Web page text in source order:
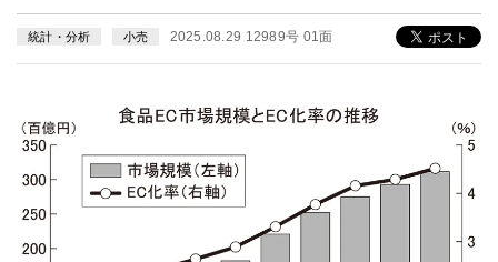
統計・分析 小売 2025.08.29 12989号 01面